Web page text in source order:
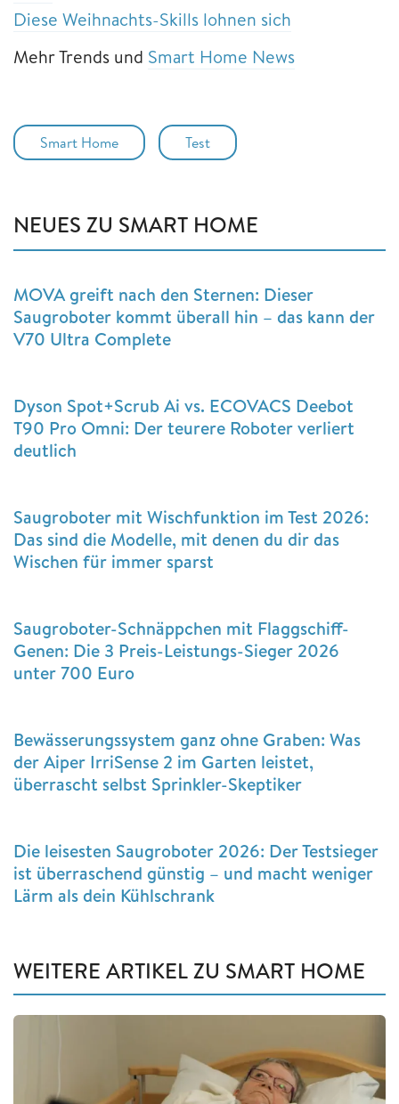
Diese Weihnachts-Skills lohnen sich
Mehr Trends und Smart Home News
Smart Home Test
NEUES ZU SMART HOME
MOVA greift nach den Sternen: Dieser
Saugroboter kommt überall hin – das kann der
V70 Ultra Complete
Dyson Spot+Scrub Ai vs. ECOVACS Deebot
T90 Pro Omni: Der teurere Roboter verliert
deutlich
Saugroboter mit Wischfunktion im Test 2026:
Das sind die Modelle, mit denen du dir das
Wischen für immer sparst
Saugroboter-Schnäppchen mit Flaggschiff-
Genen: Die 3 Preis-Leistungs-Sieger 2026
unter 700 Euro
Bewässerungssystem ganz ohne Graben: Was
der Aiper IrriSense 2 im Garten leistet,
überrascht selbst Sprinkler-Skeptiker
Die leisesten Saugroboter 2026: Der Testsieger
ist überraschend günstig – und macht weniger
Lärm als dein Kühlschrank
WEITERE ARTIKEL ZU SMART HOME